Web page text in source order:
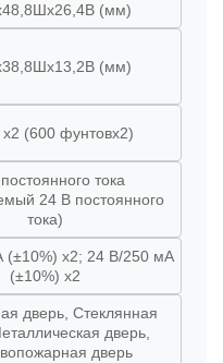
(мм)
(мм)
x2 (600 фунтовx2)
тока
24 В постоянного
тока)
(±10%) x2; 24 В/250 мА
(±10%) x2
дверь, Стеклянная
дверь,
дверь